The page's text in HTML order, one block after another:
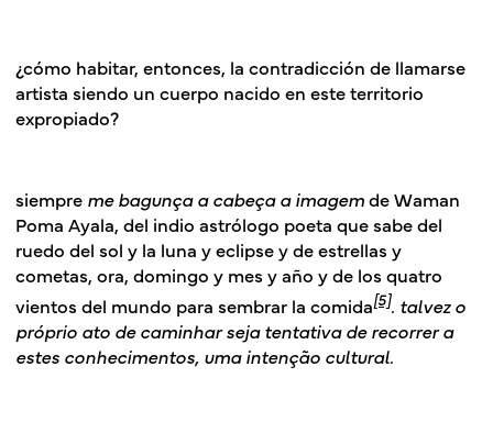
¿cómo habitar, entonces, la contradicción de llamarse
artista siendo un cuerpo nacido en este territorio
expropiado?
siempre me bagunça a cabeça a imagemde Waman
Poma Ayala, del indio astrólogo poeta que sabe del
ruedo del sol y la luna y eclipse y de estrellas y
cometas, ora, domingo y mes y año y de los quatro
vientos del mundo para sembrar la comida[5]. talvez o
próprio ato de caminhar seja tentativa de recorrer a
estes conhecimentos, uma intenção cultural.